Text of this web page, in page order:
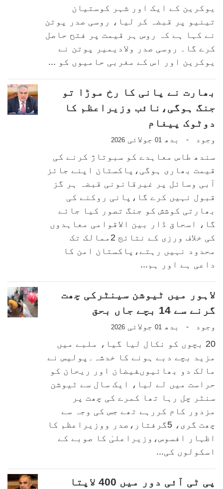
یوکرین کے ایک اور شہر کوستیان
تینیو پر قبضہ کر لیا، روسی صدر پوتن
نے کہا ہے کہ روس ہر قیمت پر فتح حاصل
کرے گا۔ روسی صدر ولادیمیر پوتن نے
یوکرین اور اس کے مغربی حامیوں کو ...
بھارت نے پانی کا رخ موڑا تو
جنگ ہوگی،نائب وزیراعظم کا
دوٹوک پیغام
وجود - بدھ 01 جولائی 2026
سندھ طاس معاہدے کو سبوتاژ کرنے کی
قیمت بھاری ہوگی،پاکستان اپنے جائز
آبی وسائل پر غیرقانونی قبضہ ہر گز
قبول نہیں کرے گا،پانی روکنے کی
بھارتی کوشش کو جنگ تصور کیا جائے
گا، اسحاق ڈار بین الاقوامی معاہدوں
کی خلاف ورزی کے نتائج 2ممالک تک
محدود نہیں رہتے،پاکستان امن کا
داعی ہے اور ہم...
لاہور میں ٹیوشن سینٹرکی چھت
گرنے سے 14 بچے جاں بحق
وجود - بدھ 01 جولائی 2026
20 بچوں کو نکال لیا گیا، ملبے میں
مزید بچے دبے ہونے کا خدشہ۔پولیس نے
مالک دو بھائیوںفیضان اور ریحان کو
حراست میں لے لیا، ایک سال سے ٹیوشن
سنٹر چل رہا تھا کمرے کی چھت پر
مزدور کام کررہے تھے جس کی وجہ سے
چھت گری، 5گرفتار،صدر ووزیراعظم کا
اظہار افسوس،وزیراعلیٰ کا صوبے کے
اسکولوں کی...
پی ٹی آئی دور میں 400 لاپتا